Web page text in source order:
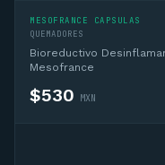
MESOFRANCE CAPSULAS
QUEMADORES
Bioreductivo
Mesofrance
$530 MXN